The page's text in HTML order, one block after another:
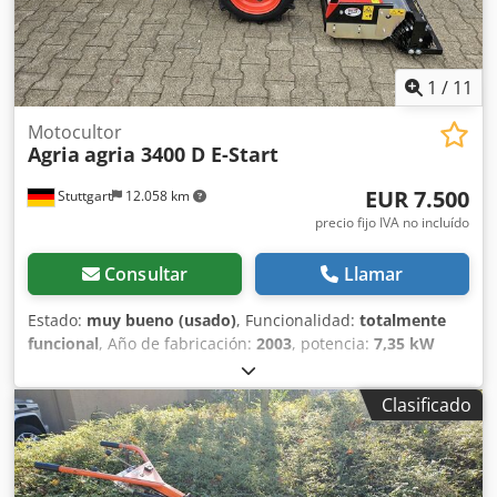
1 / 11
Stuttgart 12.058 km
Motocultor
Agria agria 3400 D E-Start
EUR 7.500
precio fijo IVA no incluído
Consultar Llamar
Estado: muy bueno (usado), Funcionalidad: totalmente
funcional, Año de fabricación: 2003, potencia: 7,35 kW
, tipo de combustible:
mecánico, AGRIA 3400 Diferencial Motocultor /
Portaherramientas - Motor diésel Yanmar L100AE de 10 CV
- Caja de cambios reversible 4V+4R - Manillar regulable en
altura y lateralmente - Neumáticos 6.00-12 AS Accesorios
incluidos en el precio: - R2 MT-90 grada rotativa "nueva"
Clasificado